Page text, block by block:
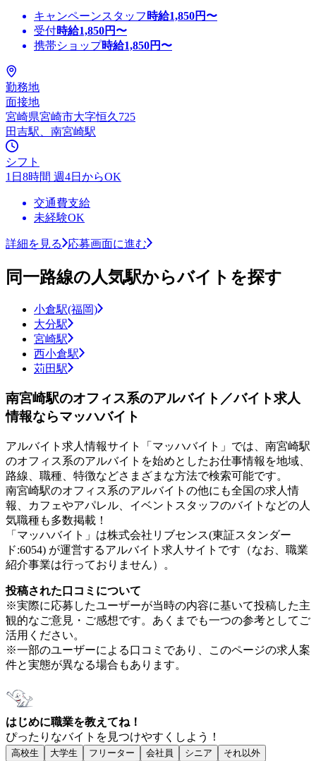
キャンペーンスタッフ 時給1,850円〜
受付時給1,850円〜
携帯ショップ時給1,850円〜
勤務地
面接地
宮崎県宮崎市大字恒久725
田吉駅、南宮崎駅
シフト
1日8時間 週4日からOK
交通費支給
未経験OK
詳細を見る 応募画面に進む
同一路線の人気駅からバイトを探す
小倉駅(福岡)
大分駅
宮崎駅
西小倉駅
苅田駅
南宮崎駅のオフィス系のアルバイト／バイト求人
情報ならマッハバイト
アルバイト求人情報サイト「マッハバイト」では、南宮崎駅
のオフィス系のアルバイトを始めとしたお仕事情報を地域、
路線、職種、特徴などさまざまな方法で検索可能です。
南宮崎駅のオフィス系のアルバイトの他にも全国の求人情
報、カフェやアパレル、イベントスタッフのバイトなどの人
気職種も多数掲載！
「マッハバイト」は株式会社リブセンス(東証スタンダー
ド:6054) が運営するアルバイト求人サイトです（なお、職業
紹介事業は行っておりません）。
投稿された口コミについて
※実際に応募したユーザーが当時の内容に基いて投稿した主
観的なご意見・ご感想です。あくまでも一つの参考としてご
活用ください。
※一部のユーザーによる口コミであり、このページの求人案
件と実態が異なる場合もあります。
はじめに職業を教えてね！
ぴったりなバイトを見つけやすくしよう！
高校生 大学生 フリーター 会社員 シニア
それ以外